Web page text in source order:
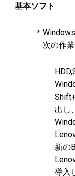
基本ソフト
＊
次の作業
出し
新の
導入